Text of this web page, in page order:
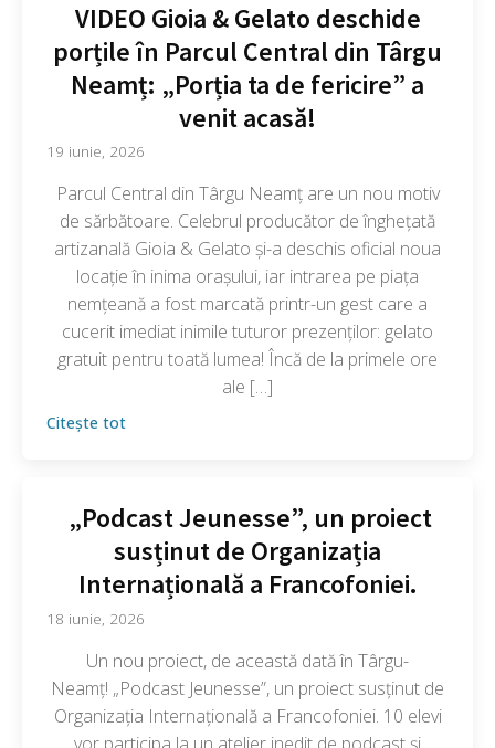
VIDEO Gioia & Gelato deschide
porțile în Parcul Central din Târgu
Neamț: „Porția ta de fericire” a
venit acasă!
19 iunie, 2026
Parcul Central din Târgu Neamț are un nou motiv
de sărbătoare. Celebrul producător de înghețată
artizanală Gioia & Gelato și-a deschis oficial noua
locație în inima orașului, iar intrarea pe piața
nemțeană a fost marcată printr-un gest care a
cucerit imediat inimile tuturor prezenților: gelato
gratuit pentru toată lumea! Încă de la primele ore
ale […]
Citește tot
„Podcast Jeunesse”, un proiect
susținut de Organizația
Internațională a Francofoniei.
18 iunie, 2026
Un nou proiect, de această dată în Târgu-
Neamț! „Podcast Jeunesse”, un proiect susținut de
Organizația Internațională a Francofoniei. 10 elevi